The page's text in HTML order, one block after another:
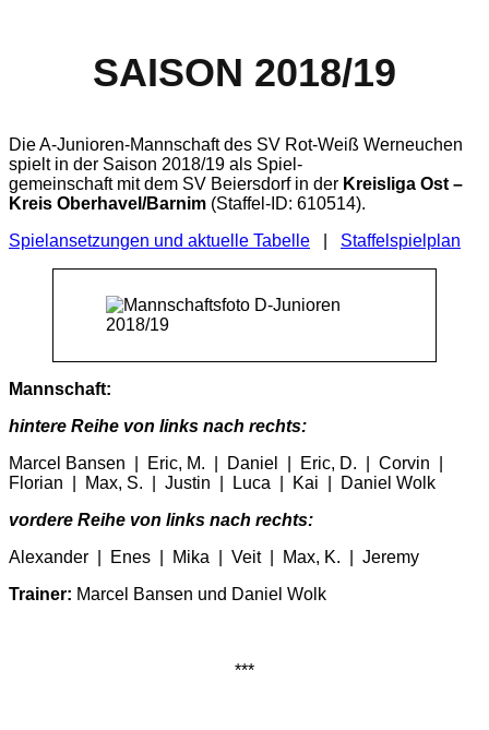
SAISON 2018/19
Die A-Junioren-Mannschaft des SV Rot-Weiß Werneuchen
spielt in der Saison 2018/19 als Spiel-
gemeinschaft mit dem SV Beiersdorf in der Kreisliga Ost –
Kreis Oberhavel/Barnim (Staffel-ID: 610514).
Spielansetzungen und aktuelle Tabelle
Staffelspielplan
Mannschaft:
hintere Reihe von links nach rechts:
Marcel Bansen | Eric, M. | Daniel | Eric, D. | Corvin |
Florian | Max, S. | Justin | Luca | Kai | Daniel Wolk
vordere Reihe von links nach rechts:
Alexander | Enes | Mika | Veit | Max, K. | Jeremy
Trainer: Marcel Bansen und Daniel Wolk
***